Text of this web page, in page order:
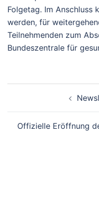
Folgetag. Im Anschluss
werden, für
Teilnehmenden zum
Bundeszentrale für
Offizielle Eröffnung